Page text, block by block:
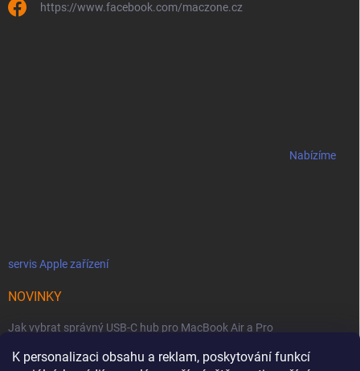
K personalizaci obsahu a reklam, poskytování funkcí
https://www.facebook.com/maczone.cz
Nabízíme
servis Apple zařízení
NOVINKY
Jak vybrat správný USB-C hub pro MacBook Air a Pro
Jaké podmínky jsou u licencí OWC SoftRAID ?